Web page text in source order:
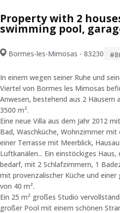
Property with 2
swimming pool,
Bormes-les-Mimosas - 83230
In einem wegen seiner Ruhe und
Viertel von Bormes les Mimosas
Anwesen, bestehend aus 2 Häusern
3500 m².
Eine neue Villa aus dem Jahr 2012
Bad, Waschküche, Wohnzimmer
einer Terrasse mit Meerblick,
Luftkanälen... Ein einstöckiges
bedarf, mit 2 Schlafzimmern, 1
mit provenzalischer Küche und
von 40 m².
Ein 25 m² großes Studio
großer Pool mit einem schönen